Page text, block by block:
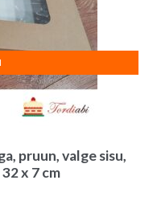
pruun, valge sisu,
x 7 cm